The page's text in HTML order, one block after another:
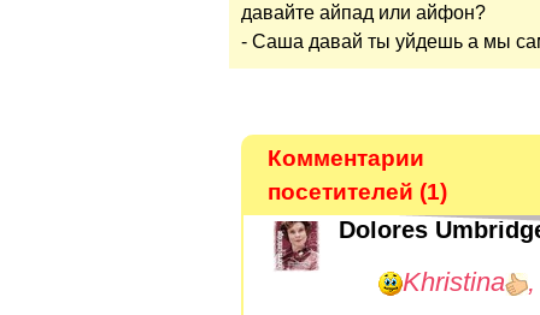
давайте айпад или айфон?
- Саша давай ты уйдешь а мы
Комментарии
посетителей (1)
Dolores
Khristina
,